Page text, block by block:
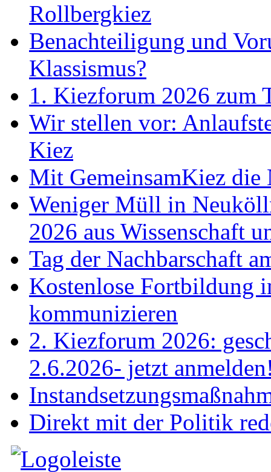
Rollbergkiez
Benachteiligung und
Klassismus?
1. Kiezforum 2026 zum
Wir stellen vor:
Kiez
Mit GemeinsamKiez die
Weniger Müll in
2026 aus Wissenschaft
Tag der Nachbarschaft
Kostenlose Fortbildung
kommunizieren
2. Kiezforum 2026:
2.6.2026- jetzt
Direkt mit der Politik